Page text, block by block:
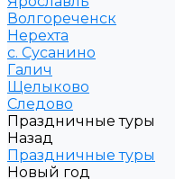
Волгореченск
Нерехта
с. Сусанино
Галич
Щелыково
Следово
Праздничные туры
Назад
Праздничные туры
Новый год